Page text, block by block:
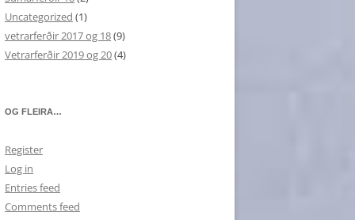
Uncategorized (1)
vetrarferðir 2017 og 18(9)
Vetrarferðir 2019 og 20(4)
OG FLEIRA…
Register
Log in
Entries feed
Comments feed